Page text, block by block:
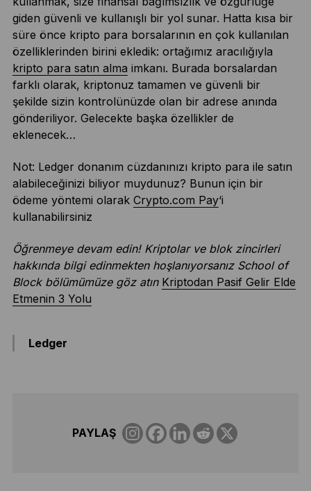
giden güvenli ve kullanışlı bir yol sunar. Hatta kısa bir
süre önce kripto para borsalarının en çok kullanılan
özelliklerinden birini ekledik: ortağımız aracılığıyla
kripto para satın alma imkanı. Burada borsalardan
farklı olarak, kriptonuz tamamen ve güvenli bir
şekilde sizin kontrolünüzde olan bir adrese anında
gönderiliyor. Gelecekte başka özellikler de
eklenecek…
Not: Ledger donanım cüzdanınızı kripto para ile satın
alabileceğinizi biliyor muydunuz? Bunun için bir
ödeme yöntemi olarak Crypto.com Pay‘i
kullanabilirsiniz
Öğrenmeye devam edin! Kriptolar ve blok zincirleri
hakkında bilgi edinmekten hoşlanıyorsanız School of
Block bölümümüze göz atın Kriptodan Pasif Gelir Elde
Etmenin 3 Yolu
Ledger
PAYLAŞ